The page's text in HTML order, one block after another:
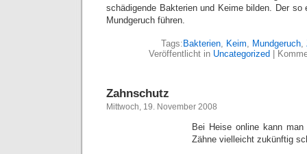
schädigende Bakterien und Keime bilden. Der so
Mundgeruch führen.
Tags: Bakterien, Keim, Mundgeruch,
Veröffentlicht in Uncategorized
Zahnschutz
Mittwoch, 19. November 2008
Bei Heise online kann man
Zähne vielleicht zukünftig